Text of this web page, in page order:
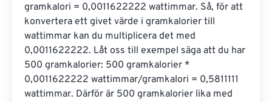
gramkalori = 0,0011622222 wattimmar. Så, för att
konvertera ett givet värde i gramkalorier till
wattimmar kan du multiplicera det med
0,0011622222. Låt oss till exempel säga att du har
500 gramkalorier: 500 gramkalorier *
0,0011622222 wattimmar/gramkalori = 0,5811111
wattimmar. Därför är 500 gramkalorier lika med